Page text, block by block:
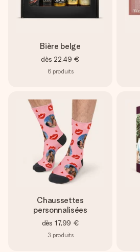
Bière belge
dès 22,49 €
6 produits
Chaussettes
personnalisées
dès 17,99 €
3 produits